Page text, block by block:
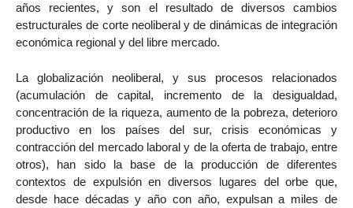
años recientes, y son el resultado de diversos cambios
estructurales de corte neoliberal y de dinámicas de integración
económica regional y del libre mercado.
La globalización neoliberal, y sus procesos relacionados
(acumulación de capital, incremento de la desigualdad,
concentración de la riqueza, aumento de la pobreza, deterioro
productivo en los países del sur, crisis económicas y
contracción del mercado laboral y de la oferta de trabajo, entre
otros), han sido la base de la producción de diferentes
contextos de expulsión en diversos lugares del orbe que,
desde hace décadas y año con año, expulsan a miles de